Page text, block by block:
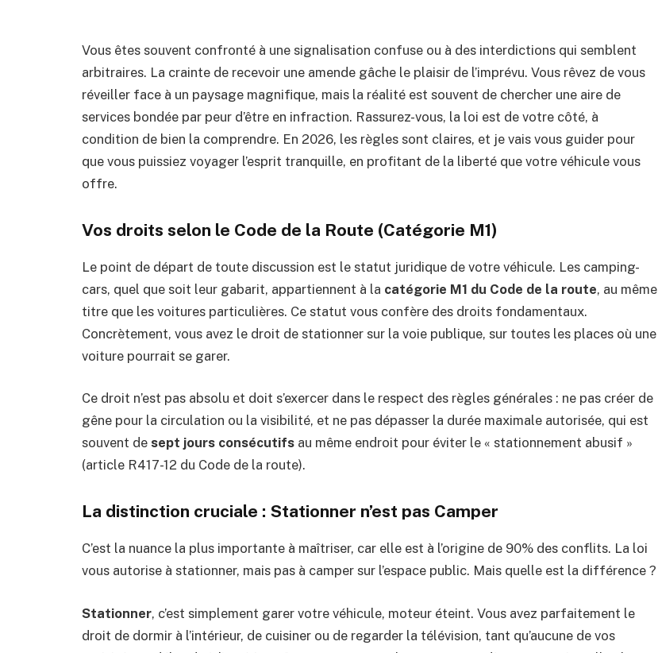
Vous êtes souvent confronté à une signalisation confuse ou à des interdictions qui semblent
arbitraires. La crainte de recevoir une amende gâche le plaisir de l’imprévu. Vous rêvez de vous
réveiller face à un paysage magnifique, mais la réalité est souvent de chercher une aire de
services bondée par peur d’être en infraction. Rassurez-vous, la loi est de votre côté, à
condition de bien la comprendre. En 2026, les règles sont claires, et je vais vous guider pour
que vous puissiez voyager l’esprit tranquille, en profitant de la liberté que votre véhicule vous
offre.
Vos droits selon le Code de la Route (Catégorie M1)
Le point de départ de toute discussion est le statut juridique de votre véhicule. Les camping-
cars, quel que soit leur gabarit, appartiennent à la catégorie M1 du Code de la route, au même
titre que les voitures particulières. Ce statut vous confère des droits fondamentaux.
Concrètement, vous avez le droit de stationner sur la voie publique, sur toutes les places où une
voiture pourrait se garer.
Ce droit n’est pas absolu et doit s’exercer dans le respect des règles générales : ne pas créer de
gêne pour la circulation ou la visibilité, et ne pas dépasser la durée maximale autorisée, qui est
souvent de sept jours consécutifs au même endroit pour éviter le « stationnement abusif »
(article R417-12 du Code de la route).
La distinction cruciale : Stationner n’est pas Camper
C’est la nuance la plus importante à maîtriser, car elle est à l’origine de 90% des conflits. La loi
vous autorise à stationner, mais pas à camper sur l’espace public. Mais quelle est la différence ?
Stationner, c’est simplement garer votre véhicule, moteur éteint. Vous avez parfaitement le
droit de dormir à l’intérieur, de cuisiner ou de regarder la télévision, tant qu’aucune de vos